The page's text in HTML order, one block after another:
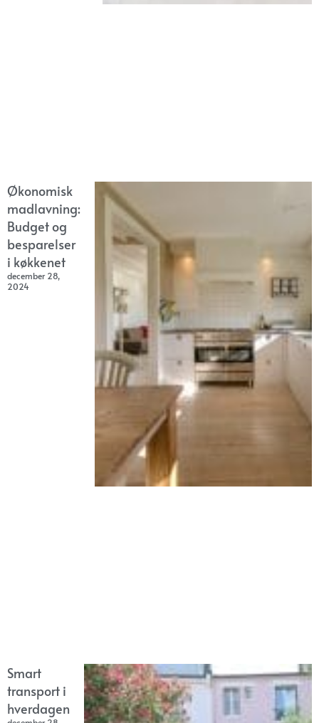
Økonomisk
madlavning:
Budget og
besparelser
i køkkenet
december 28,
2024
Smart
transport i
hverdagen